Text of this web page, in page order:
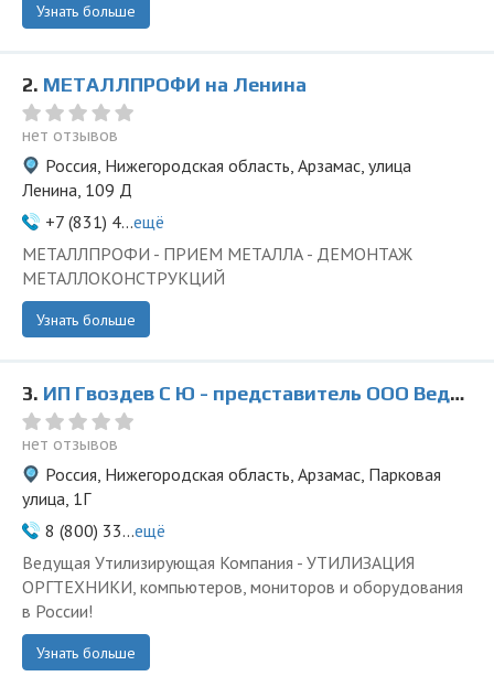
Узнать больше
2. МЕТАЛЛПРОФИ на Ленина
нет отзывов
Россия, Нижегородская область, Арзамас, улица
Ленина, 109 Д
+7 (831) 4...ещё
МЕТАЛЛПРОФИ - ПРИЕМ МЕТАЛЛА - ДЕМОНТАЖ
МЕТАЛЛОКОНСТРУКЦИЙ
Узнать больше
3. ИП Гвоздев С Ю - представитель ООО Ведущая Утилизирующая Компания
нет отзывов
Россия, Нижегородская область, Арзамас, Парковая
улица, 1Г
8 (800) 33...ещё
Ведущая Утилизирующая Компания - УТИЛИЗАЦИЯ
ОРГТЕХНИКИ, компьютеров, мониторов и оборудования
в России!
Узнать больше